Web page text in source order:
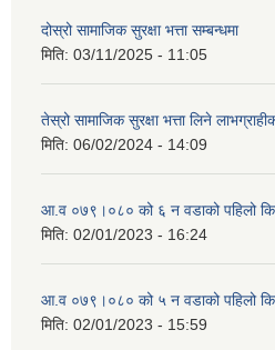
दोस्रो सामाजिक सुरक्षा भत्ता सम्बन्धमा
मिति: 03/11/2025 - 11:05
तेस्रो सामाजिक सुरक्षा भत्ता लिने
मिति: 06/02/2024 - 14:09
आ.व ०७९।०८० को ६ न‌‍ वडाको पहिलो
मिति: 02/01/2023 - 16:24
आ.व ०७९।०८० को ५ न‌‍ वडाको पहिलो
मिति: 02/01/2023 - 15:59